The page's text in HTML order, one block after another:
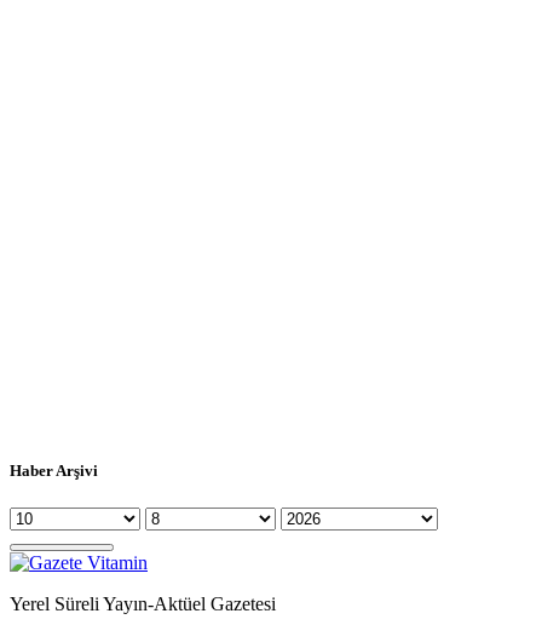
Haber Arşivi
Yerel Süreli Yayın-Aktüel Gazetesi